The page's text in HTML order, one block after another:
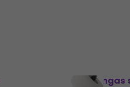
Dixon PPB-2